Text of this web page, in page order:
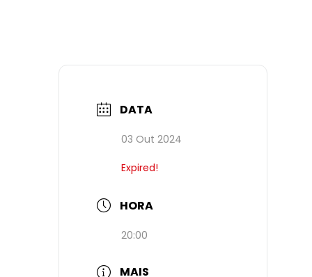
DATA
03 Out 2024
Expired!
HORA
20:00
MAIS